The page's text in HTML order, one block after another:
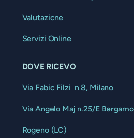
Valutazione
Servizi Online
DOVE RICEVO
Via Fabio Filzi n.8, Milano
Via Angelo Maj n.25/E Bergamo
Rogeno (LC)